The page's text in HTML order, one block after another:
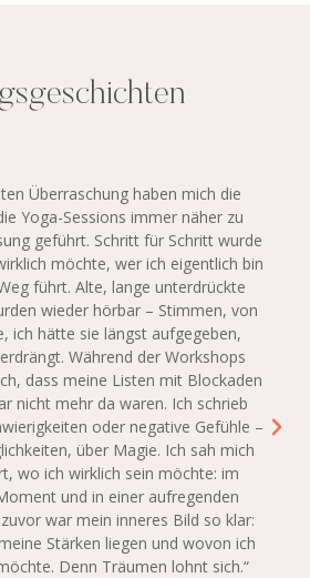
Überraschung haben mich die
Yoga-Sessions immer näher zu
geführt. Schritt für Schritt wurde
möchte, wer ich eigentlich bin
führt. Alte, lange unterdrückte
wieder hörbar – Stimmen, von
ich hätte sie längst aufgegeben,
Während der Workshops
dass meine Listen mit Blockaden
nicht mehr da waren. Ich schrieb
oder negative Gefühle –
über Magie. Ich sah mich
wo ich wirklich sein möchte: im
und in einer aufregenden
war mein inneres Bild so klar:
Stärken liegen und wovon ich
Denn Träumen lohnt sich.“